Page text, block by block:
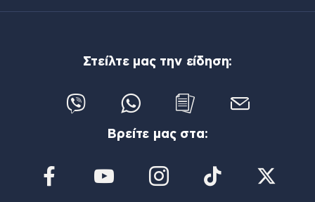
Στείλτε μας την είδηση:
Βρείτε μας στα: